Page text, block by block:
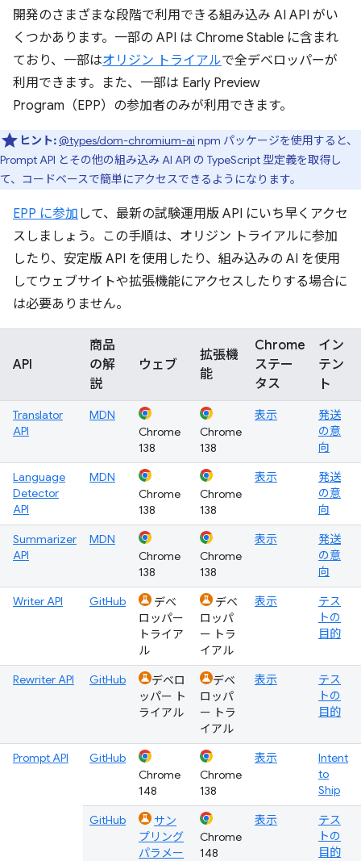
開発のさまざまな段階で利用できる組み込み AI API がい
くつかあります。一部の API は Chrome Stable に含まれ
ており、一部はオリジン トライアルで全デベロッパーが
利用できます。また、一部は Early Preview
Program（EPP）の参加者のみが利用できます。
ヒント:@types/dom-chromium-ai npm パッケージを使用すると、
Prompt API とその他の組み込み AI API の TypeScript 型定義を取得し
て、コードベースで簡単にアクセスできるようになります。
EPP に参加 して、最新の試験運用版 API にいち早くアクセ
スしましょう。この手順は、オリジン トライアルに参加
したり、安定版 API を使用したり、組み込みの AI を使用
してウェブサイトや拡張機能にアクセスしたりする場合に
は必要ありません。
API
商品
の解
説
ウェブ
拡張機
能
Chrome
ステー
タス
イン
テン
ト
Translator
API
MDN
Chrome
138
Chrome
138
表示
発送
の意
向
Language
Detector
API
MDN
Chrome
138
Chrome
138
表示
発送
の意
向
Summarizer
API
MDN
Chrome
138
Chrome
138
表示
発送
の意
向
Writer API GitHub
デベ
ロッパー
トライア
ル
デベ
ロッパ
ー トラ
イアル
表示
テス
トの
目的
Rewriter API GitHub
デベロ
ッパー ト
ライアル
デベ
ロッパ
ー トラ
イアル
表示
テス
トの
目的
Prompt API
GitHub
Chrome
148
Chrome
138
表示
Intent
to
Ship
GitHub
サン
プリング
パラメー
Chrome
148
表示
テス
トの
目的